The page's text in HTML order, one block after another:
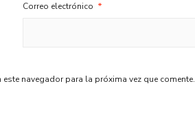
Correo electrónico *
navegador para la próxima vez que comente.